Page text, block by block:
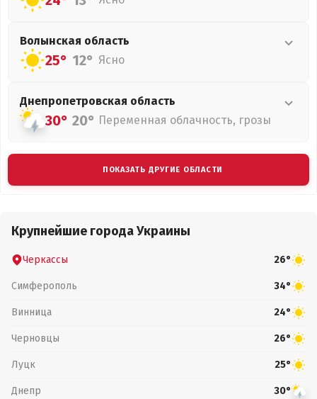
Волынская область
25° 12° Ясно
Днепропетровская область
30° 20° Переменная облачность, грозы
ПОКАЗАТЬ ДРУГИЕ ОБЛАСТИ
Крупнейшие города Украины
Черкассы 26°
Симферополь 34°
Винница 24°
Черновцы 26°
Луцк 25°
Днепр 30°